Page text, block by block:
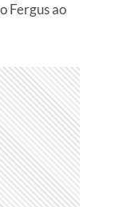
Fergus ao